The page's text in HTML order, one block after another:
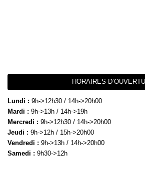
HORAIRES
Lundi : 9h->12h30 / 14h->20h00
Mardi : 9h->13h / 14h->19h
Mercredi : 9h->12h30 / 14h->20h00
Jeudi : 9h->12h / 15h->20h00
Vendredi : 9h->13h / 14h->20h00
Samedi : 9h30->12h